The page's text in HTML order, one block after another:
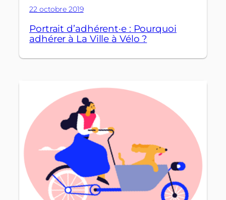
22 octobre 2019
Portrait d’adhérent·e : Pourquoi
adhérer à La Ville à Vélo ?